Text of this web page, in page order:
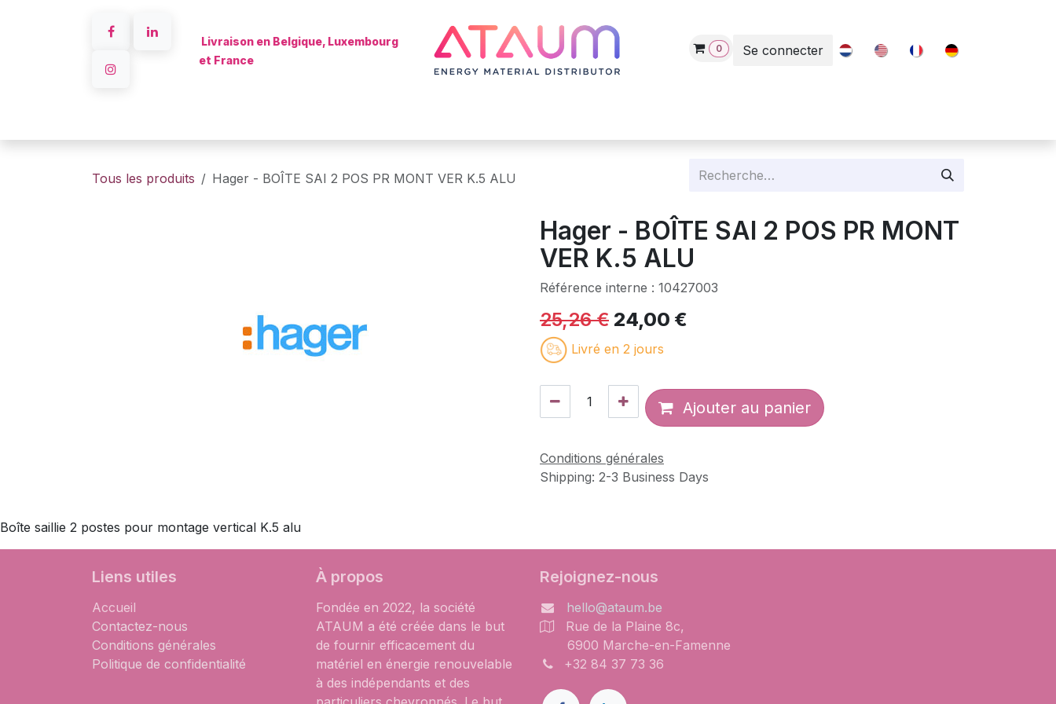
Livraison en Belgique, Luxembourg
et France
0 Se connecter
Tous les produits Hager - BOÎTE SAI 2 POS PR MONT VER K.5 ALU
Hager - BOÎTE SAI 2 POS PR MONT
VER K.5 ALU
Référence interne : 10427003
25,26€ 24,00 €
Livré en 2 jours
Ajouter au panier
Conditions générales
Shipping: 2-3 Business Days
Boîte saillie 2 postes pour montage vertical K.5 alu
Liens utiles
Accueil
Contactez-nous
Conditions générales
Politique de confidentialité
À propos
Fondée en 2022, la société
ATAUM a été créée dans le but
de fournir efficacement du
matériel en énergie renouvelable
à des indépendants et des
Rejoignez-nous
hello@ataum.be
Rue de la Plaine 8c,
6900 Marche-en-Famenne
+32 84 37 73 36